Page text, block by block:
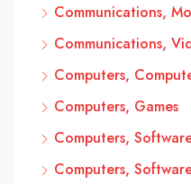
Communications,
Communications,
Computers,
Computers, Games
Computers,
Computers,